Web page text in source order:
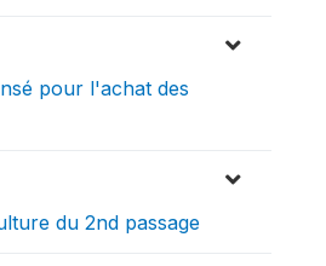
pour l'achat des
du 2nd passage